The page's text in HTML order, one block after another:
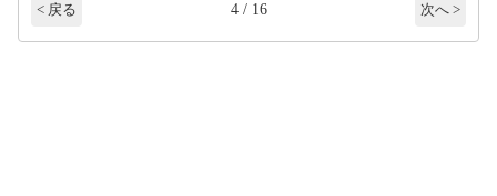
< 戻る 4 / 16 次へ >